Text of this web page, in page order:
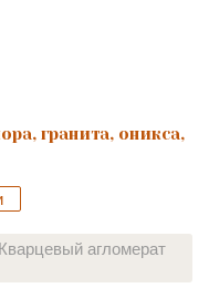
гранита, оникса,
Кварцевый агломерат